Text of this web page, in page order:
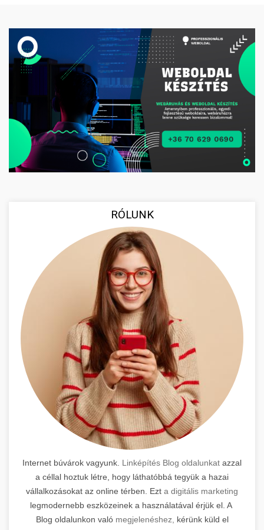
RÓLUNK
Internet búvárok vagyunk. Linképítés Blog oldalunkat azzal
a céllal hoztuk létre, hogy láthatóbbá tegyük a hazai
vállalkozásokat az online térben. Ezt a digitális marketing
legmodernebb eszközeinek a használatával érjük el. A
Blog oldalunkon való megjelenéshez,
kérünk küld el